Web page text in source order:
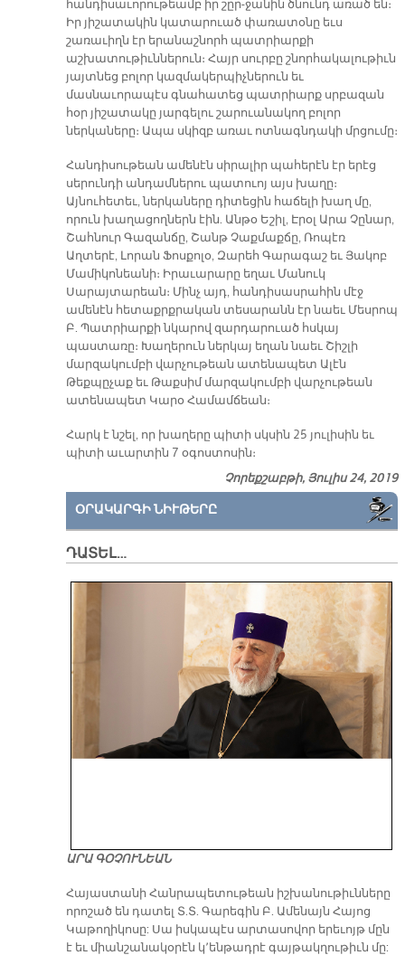
հանդիսաւորութեամբ իր շըր-ջանին ծնունդ առած են։
Իր յիշատակին կատարուած փառատօնը եւս
շառաւիղն էր երանաշնորհ պատրիարքի
աշխատութիւններուն։ Հայր սուրբը շնորհակալութիւն
յայտնեց բոլոր կազմակերպիչներուն եւ
մասնաւորապէս գնահատեց պատրիարք սրբազան
հօր յիշատակը յարգելու շարուանակող բոլոր
ներկաները։ Ապա սկիզբ առաւ ոտնագնդակի մրցումը։
Հանդիսութեան ամենէն սիրալիր պահերէն էր երէց
սերունդի անդամներու պատուոյ այս խաղը։
Այնուհետեւ, ներկաները դիտեցին հաճելի խաղ մը,
որուն խաղացողներն էին. Անթօ Եշիլ, Էրօլ Արա Չընար,
Շահնուր Գազանճը, Շանթ Չաքմաքճը, Ռոպէռ
Աղտերէ, Լորան Ֆոսքոլօ, Զարեհ Գարագաշ եւ Յակոբ
Մամիկոնեանի։ Իրաւարարը եղաւ Մանուկ
Սարայտարեան։ Մինչ այդ, հանդիսասրահին մէջ
ամենէն հետաքրքրական տեսարանն էր նաեւ Մեսրոպ
Բ. Պատրիարքի նկարով զարդարուած հսկայ
պաստառը։ Խաղերուն ներկայ եղան նաեւ Շիշլի
մարզակումբի վարչութեան ատենապետ Ալէն
Թեքպըչաք եւ Թաքսիմ մարզակումբի վարչութեան
ատենապետ Կարօ Համամճեան։
Հարկ է նշել, որ խաղերը պիտի սկսին 25 յուլիսին եւ
պիտի աւարտին 7 օգոստոսին։
Չորեքշաբթի, Յուլիս 24, 2019
ՕՐԱԿԱՐԳԻ ՆԻՒԹԵՐԸ
ԴԱՏԵԼ…
ԱՐԱ ԳՕՉՈՒՆԵԱՆ
​Հայաստանի Հանրապետութեան իշխանութիւնները
որոշած են դատել Տ.Տ. Գարեգին Բ. Ամենայն Հայոց
Կաթողիկոսը: Սա իսկապէս արտասովոր երեւոյթ մըն
է եւ միանշանակօրէն կ՚ենթադրէ գայթակղութիւն մը: